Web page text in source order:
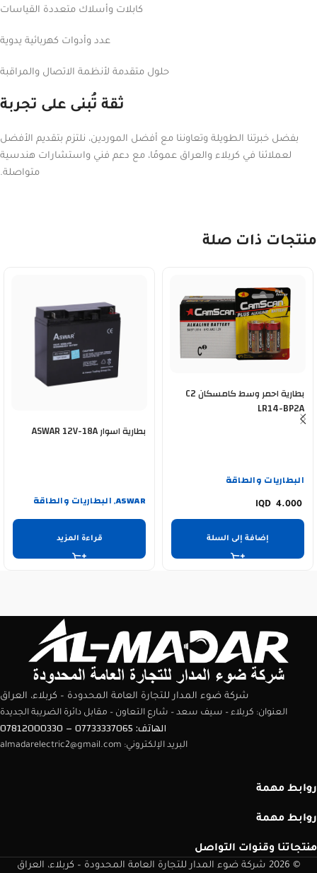
كابلات وأسلاك متعددة القياسات
عدد وأدوات كهربائية يدوية
حلول متقدمة لأنظمة الاتصال والمراقبة
ثقة تُبنى على تجربة
بفضل خبرتنا الطويلة وتعاوننا مع أفضل الموردين، نلتزم بتقديم الأفضل
لعملائنا في كربلاء والعراق عمومًا، مع دعم فني واستشارات هندسية
متواصلة.
منتجات ذات صلة
بطارية احمر وسط كامسكان C2
LR14-BP2A
البطاريات والطاقة
4.000
إضافة إلى السلة
بطارية اسوار ASWAR 12V-18A
ASWAR
, البطاريات والطاقة
قراءة المزيد
شركة ضوء المدار للتجارة العامة المحدودة – كربلاء، العراق
العنوان: كربلاء – سيف سعد – شارع التعاون – مقابل دائرة الضريبة الجديدة
الهاتف: 07733337065 – 07812000330
البريد الإلكتروني: almadarelectric2@gmail.com
روابط مهمة
روابط مهمة
منتجاتنا وقنوات التواصل
© 2026 شركة ضوء المدار للتجارة العامة المحدودة – كربلاء، العراق